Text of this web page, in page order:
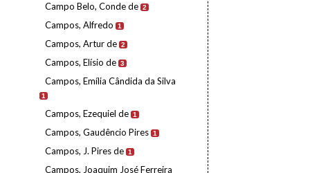
Campo Belo, Conde de 2
Campos, Alfredo 1
Campos, Artur de 2
Campos, Elísio de 3
Campos, Emília Cândida da Silva
1
Campos, Ezequiel de 1
Campos, Gaudêncio Pires 1
Campos, J. Pires de 1
Campos, Joaquim José Ferreira